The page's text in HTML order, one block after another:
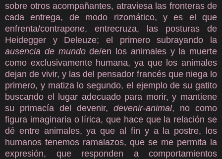
sobre otros acompañantes, atraviesa las fronteras de
cada entrega, de modo rizomático, y es el que
enfrenta/contrapone, entrecruza, las posturas de
Heidegger y Deleuze; el primero subrayando la
ausencia de mundode/en los animales y la muerte
como exclusivamente humana, ya que los animales
dejan de vivir, y las del pensador francés que niega lo
primero, y matiza lo segundo, el ejemplo de su gatito
buscando el lugar adecuado para morir, y mantiene
su primacía del devenir, devenir-animal, no como
figura imaginaria o lírica, que hace que la relación se
dé entre animales, ya que al fin y a la postre, los
humanos tenemos ramalazos, que se me permita la
expresión, que responden a comportamientos